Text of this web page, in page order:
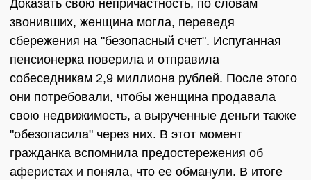
Доказать свою непричастность, по словам
звонивших, женщина могла, переведя
сбережения на "безопасный счет". Испуганная
пенсионерка поверила и отправила
собеседникам 2,9 миллиона рублей. После этого
они потребовали, чтобы женщина продавала
свою недвижимость, а вырученные деньги также
"обезопасила" через них. В этот момент
гражданка вспомнила предостережения об
аферистах и поняла, что ее обманули. В итоге